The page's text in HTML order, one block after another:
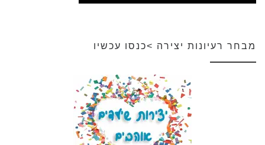
מבחר רעיונות יצירה >כנסו עכשיו